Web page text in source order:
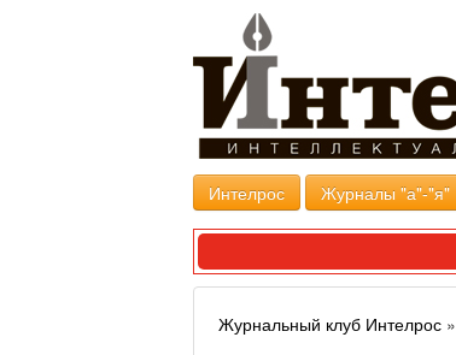
Интелрос Журналы "а"-"я"
Журнальный клуб Интелрос »